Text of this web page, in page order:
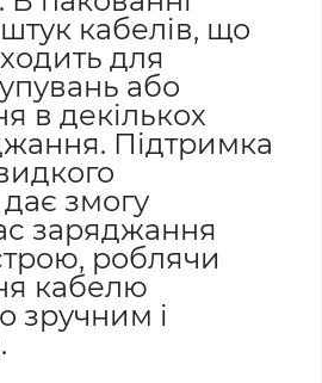
штук кабелів, що
для
або
в декількох
Підтримка
змогу
заряджання
роблячи
кабелю
зручним і